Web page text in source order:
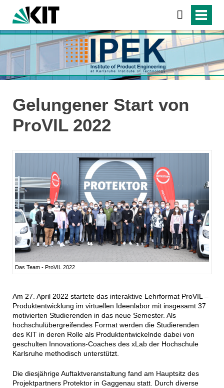
Gelungener Start von
ProVIL 2022
Das Team - ProVIL 2022
Am 27. April 2022 startete das interaktive Lehrformat ProVIL –
Produktentwicklung im virtuellen Ideenlabor mit insgesamt 37
motivierten Studierenden in das neue Semester. Als
hochschulübergreifendes Format werden die Studierenden
des KIT in deren Rolle als Produktentwickelnde dabei von
geschulten Innovations-Coaches des xLab der Hochschule
Karlsruhe methodisch unterstützt.
Die diesjährige Auftaktveranstaltung fand am Hauptsitz des
Projektpartners Protektor in Gaggenau statt. Durch diverse